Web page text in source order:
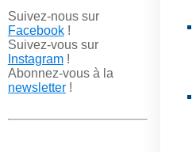
Suivez-nous sur
Facebook!
Suivez-vous sur
Instagram!
Abonnez-vous à la
newsletter!